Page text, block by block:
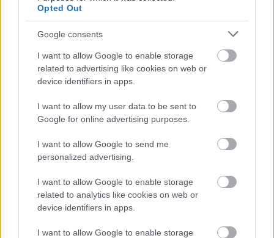
Opted Out
Google consents
I want to allow Google to enable storage
related to advertising like cookies on web or
device identifiers in apps.
I want to allow my user data to be sent to
Google for online advertising purposes.
I want to allow Google to send me
personalized advertising.
I want to allow Google to enable storage
related to analytics like cookies on web or
device identifiers in apps.
I want to allow Google to enable storage